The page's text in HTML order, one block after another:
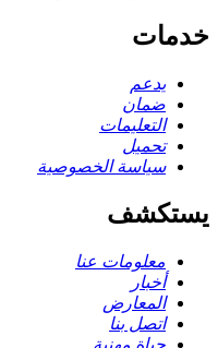
خدمات
يدعم
ضمان
التعليمات
تحميل
سياسة الخصوصية
يستكشف
معلومات عنا
أخبار
المعارض
اتصل بنا